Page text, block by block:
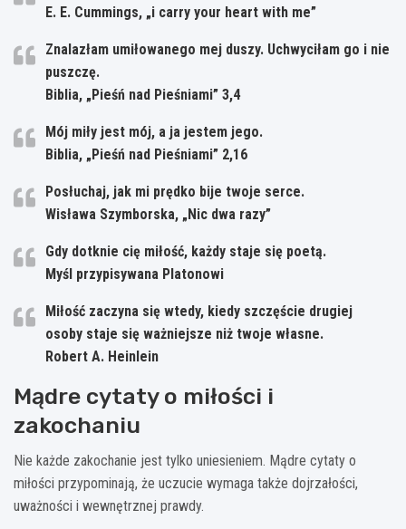
E. E. Cummings, „i carry your heart with me”
Znalazłam umiłowanego mej duszy. Uchwyciłam go i nie
puszczę.
Biblia, „Pieśń nad Pieśniami” 3,4
Mój miły jest mój, a ja jestem jego.
Biblia, „Pieśń nad Pieśniami” 2,16
Posłuchaj, jak mi prędko bije twoje serce.
Wisława Szymborska, „Nic dwa razy”
Gdy dotknie cię miłość, każdy staje się poetą.
Myśl przypisywana Platonowi
Miłość zaczyna się wtedy, kiedy szczęście drugiej
osoby staje się ważniejsze niż twoje własne.
Robert A. Heinlein
Mądre cytaty o miłości i
zakochaniu
Nie każde zakochanie jest tylko uniesieniem. Mądre cytaty o
miłości przypominają, że uczucie wymaga także dojrzałości,
uważności i wewnętrznej prawdy.